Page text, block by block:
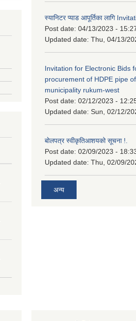
स्यानिटर प्याड आपूर्तिका लागि
Post date: 04/13/2023 -
Updated date: Thu, 04/13/
Invitation for Electronic Bids
procurement of HDPE pipe
municipality rukum-west
Post date: 02/12/2023 -
Updated date: Sun, 02/12/
बोलपत्र स्वीकृतिआशयको सूचना !.
Post date: 02/09/2023 -
Updated date: Thu, 02/09/
अन्य